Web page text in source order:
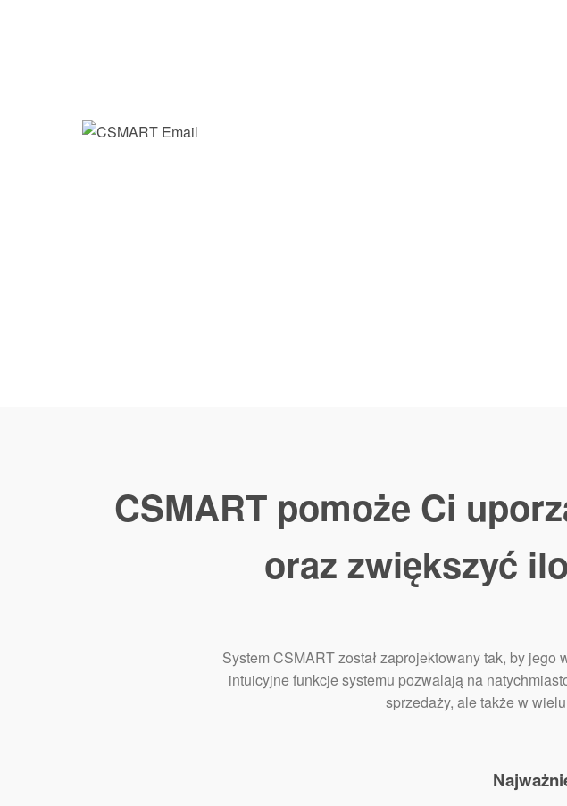
CSMART pomoże Ci
oraz zwiększyć
System CSMART został zaprojektowany tak, by jego
intuicyjne funkcje systemu pozwalają na
sprzedaży, ale także w